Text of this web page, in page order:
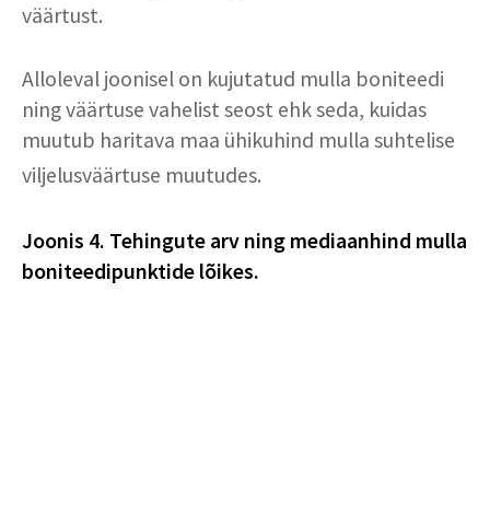
väärtust.
Alloleval joonisel on kujutatud mulla boniteedi
ning väärtuse vahelist seost ehk seda, kuidas
muutub haritava maa ühikuhind mulla suhtelise
viljelusväärtuse muutudes.
Joonis 4. Tehingute arv ning mediaanhind mulla
boniteedipunktide lõikes.